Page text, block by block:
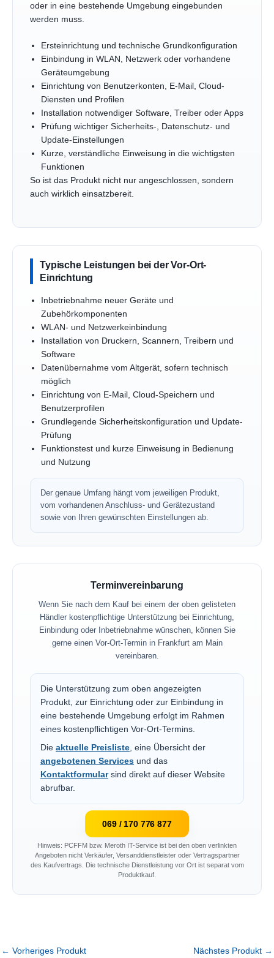
oder in eine bestehende Umgebung eingebunden
werden muss.
Ersteinrichtung und technische Grundkonfiguration
Einbindung in WLAN, Netzwerk oder vorhandene
Geräteumgebung
Einrichtung von Benutzerkonten, E-Mail, Cloud-
Diensten und Profilen
Installation notwendiger Software, Treiber oder Apps
Prüfung wichtiger Sicherheits-, Datenschutz- und
Update-Einstellungen
Kurze, verständliche Einweisung in die wichtigsten
Funktionen
So ist das Produkt nicht nur angeschlossen, sondern
auch wirklich einsatzbereit.
Typische Leistungen bei der Vor-Ort-
Einrichtung
Inbetriebnahme neuer Geräte und
Zubehörkomponenten
WLAN- und Netzwerkeinbindung
Installation von Druckern, Scannern, Treibern und
Software
Datenübernahme vom Altgerät, sofern technisch
möglich
Einrichtung von E-Mail, Cloud-Speichern und
Benutzerprofilen
Grundlegende Sicherheitskonfiguration und Update-
Prüfung
Funktionstest und kurze Einweisung in Bedienung
und Nutzung
Der genaue Umfang hängt vom jeweiligen Produkt,
vom vorhandenen Anschluss- und Gerätezustand
sowie von Ihren gewünschten Einstellungen ab.
Terminvereinbarung
Wenn Sie nach dem Kauf bei einem der oben gelisteten
Händler kostenpflichtige Unterstützung bei Einrichtung,
Einbindung oder Inbetriebnahme wünschen, können Sie
gerne einen Vor-Ort-Termin in Frankfurt am Main
vereinbaren.
Die Unterstützung zum oben angezeigten
Produkt, zur Einrichtung oder zur Einbindung in
eine bestehende Umgebung erfolgt im Rahmen
eines kostenpflichtigen Vor-Ort-Termins.
Die aktuelle Preisliste, eine Übersicht der
angebotenen Services und das
Kontaktformularsind direkt auf dieser Website
abrufbar.
069 / 170 776 877
Hinweis: PCFFM bzw. Meroth IT-Service ist bei den oben verlinkten
Angeboten nicht Verkäufer, Versanddienstleister oder Vertragspartner
des Kaufvertrags. Die technische Dienstleistung vor Ort ist separat vom
Produktkauf.
← Vorheriges Produkt Nächstes Produkt →